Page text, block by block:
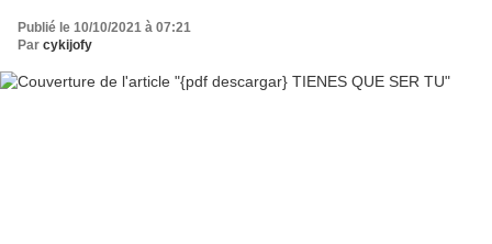
Publié le 10/10/2021 à 07:21
Par cykijofy